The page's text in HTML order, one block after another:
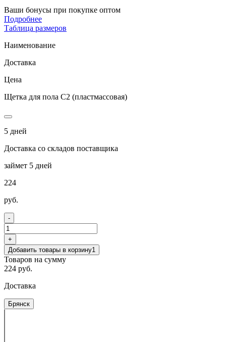
Ваши бонусы при покупке оптом
Подробнее
Таблица размеров
Наименование
Доставка
Цена
Щетка для пола С2 (пластмассовая)
5 дней
Доставка со складов поставщика
займет 5 дней
224
руб.
-
+
Добавить товары в корзину1
Товаров на сумму
224 руб.
Доставка
Брянск